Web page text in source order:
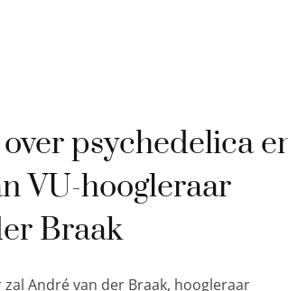
psychedelica
VU-hoogleraar
Braak
André van der Braak, hoogleraar